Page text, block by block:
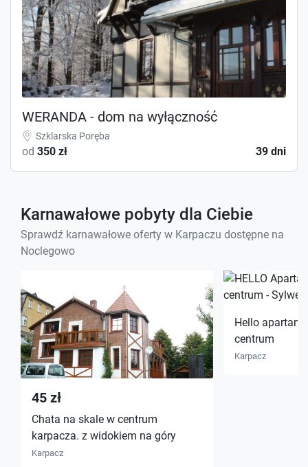
WERANDA - dom na wyłączność
Szklarska Poręba
od 350 zł 39 dni
Karnawałowe pobyty dla Ciebie
Sprawdź karnawałowe oferty w Karpaczu dostępne na
Noclegowo
45 zł
Chata na skale w centrum
karpacza. z widokiem na góry
Karpacz
Hello
centrum
Karpacz